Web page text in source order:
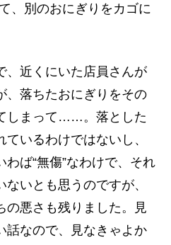
、別のおにぎりをカゴに
近くにいた店員さんが
、落ちたおにぎりをその
しまって……。落とした
いるわけではないし、
ば“無傷”なわけで、それ
いとも思うのですが、
の悪さも残りました。見
話なので、見なきゃよか